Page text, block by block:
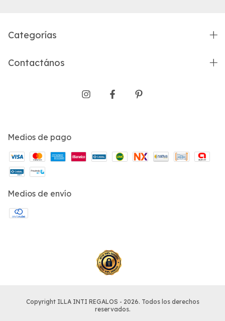
Categorías
Contactános
Medios de pago
Medios de envío
Copyright ILLA INTI REGALOS - 2026. Todos los derechos
reservados.